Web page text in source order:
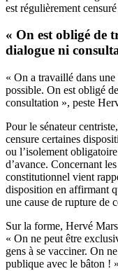
est régulièrement
« On est obligé de
dialogue ni
« On a travaillé dans
possible. On est obligé
consultation », peste
Pour le sénateur
censure certaines
ou l’isolement
d’avance. Concernant
constitutionnel vient
disposition en affirmant
une cause de rupture de
Sur la forme, Hervé
« On ne peut être
gens à se vacciner. On
publique avec le bâton !